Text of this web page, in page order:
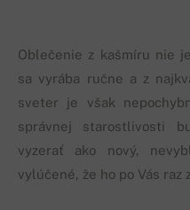
Oblečenie z kašmíru nie
sa vyrába ručne a z
sveter je však
správnej starostlivosti
vyzerať ako nový,
vylúčené, že ho po Vás raz